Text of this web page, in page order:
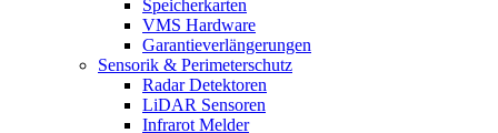
Speicherkarten
VMS Hardware
Garantieverlängerungen
Sensorik & Perimeterschutz
Radar Detektoren
LiDAR Sensoren
Infrarot Melder